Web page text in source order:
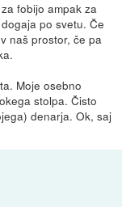
fobijo ampak za
po svetu. Če
naš prostor, če pa
Moje osebno
stolpa. Čisto
denarja. Ok, saj